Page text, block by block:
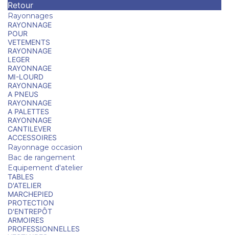
Retour
Rayonnages
RAYONNAGE
POUR
VETEMENTS
RAYONNAGE
LEGER
RAYONNAGE
MI-LOURD
RAYONNAGE
A PNEUS
RAYONNAGE
A PALETTES
RAYONNAGE
CANTILEVER
ACCESSOIRES
Rayonnage occasion
Bac de rangement
Equipement d'atelier
TABLES
D'ATELIER
MARCHEPIED
PROTECTION
D'ENTREPÔT
ARMOIRES
PROFESSIONNELLES